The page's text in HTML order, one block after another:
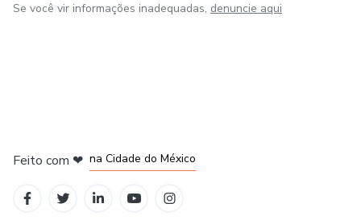
Se você vir informações inadequadas, denuncie aqui
Feito com ❤ na Cidade do México